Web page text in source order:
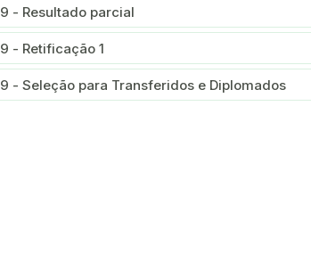
- Resultado parcial
- Retificação 1
- Seleção para Transferidos e Diplomados